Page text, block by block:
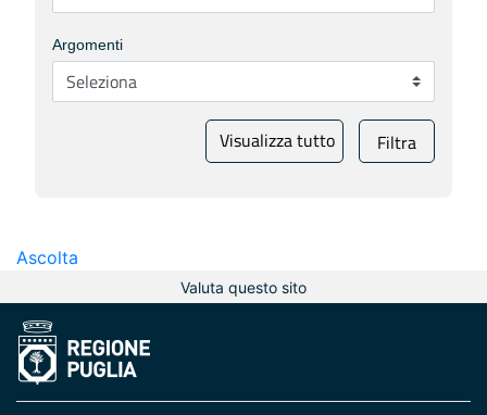
Argomenti
Visualizza tutto Filtra
Ascolta
Valuta questo sito